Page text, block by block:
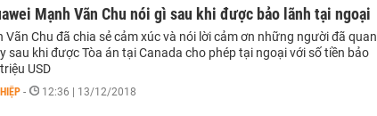
Mạnh Vãn Chu nói gì sau khi được bảo lãnh tại ngoại
Vãn Chu đã chia sẻ cảm xúc và nói lời cảm ơn những người đã quan
sau khi được Tòa án tại Canada cho phép tại ngoại với số tiền bảo
USD
- 12:36 | 13/12/2018